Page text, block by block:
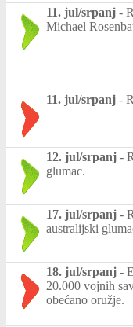
11. jul/srpanj -
Michael
11. jul/srpanj -
12. jul/srpanj -
glumac.
17. jul/srpanj -
australijski
18. jul/srpanj -
20.000 vojnih
obećano oružje.